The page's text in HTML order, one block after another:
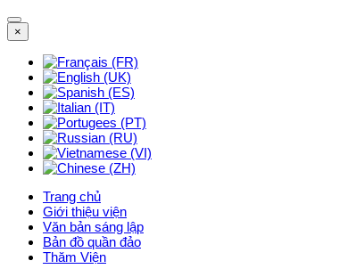
×
Trang chủ
Giới thiệu viện
Văn bản sáng lập
Bản đồ quần đảo
Thăm Viện